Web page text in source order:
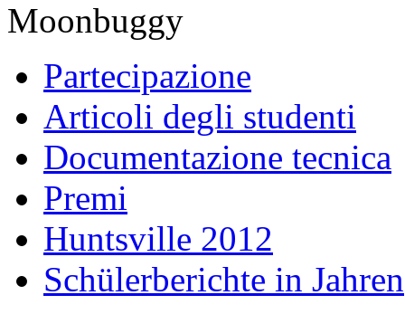
Moonbuggy
Partecipazione
Articoli degli studenti
Documentazione tecnica
Premi
Huntsville 2012
Schülerberichte in Jahren